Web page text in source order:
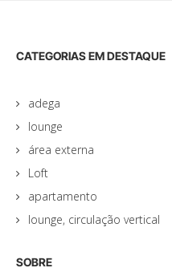
CATEGORIAS EM DESTAQUE
adega
lounge
área externa
Loft
apartamento
lounge, circulação vertical
SOBRE